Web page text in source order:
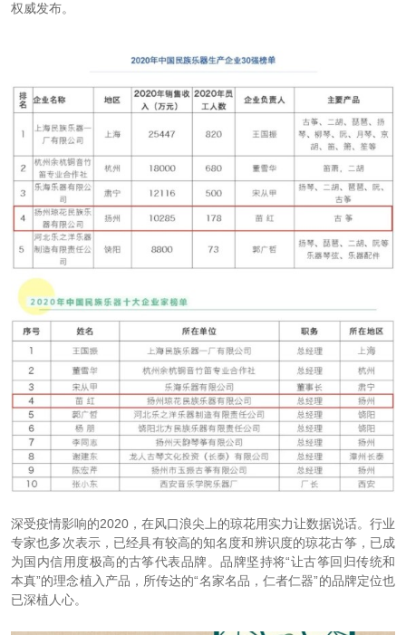
权威发布。
深受疫情影响的2020，在风口浪尖上的琼花用实力让数据说话。行业
专家也多次表示，已经具有较高的知名度和辨识度的琼花古筝，已成
为国内信用度极高的古筝代表品牌。品牌坚持将“让古筝回归传统和
本真”的理念植入产品，所传达的“名家名品，仁者仁器”的品牌定位也
已深植人心。